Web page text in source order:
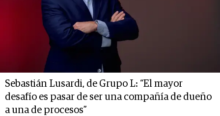
Sebastián Lusardi, de Grupo L: “El mayor
desafío es pasar de ser una compañía de dueño
a una de procesos”